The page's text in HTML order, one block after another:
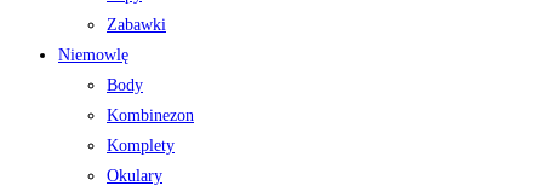
Zabawki
Niemowlę
Body
Kombinezon
Komplety
Okulary